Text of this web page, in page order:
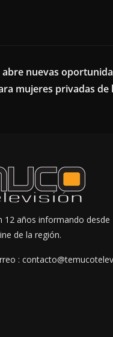
nuevas
mujeres privadas de
12 años informando
de la región.
: